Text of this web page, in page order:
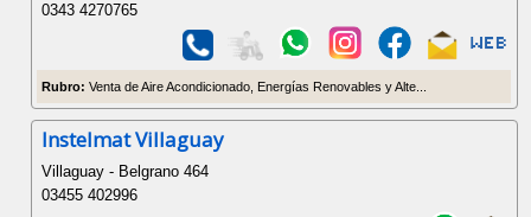
0343 4270765
Rubro: Venta de Aire Acondicionado, Energías Renovables y Alte...
Instelmat Villaguay
Villaguay - Belgrano 464
03455 402996